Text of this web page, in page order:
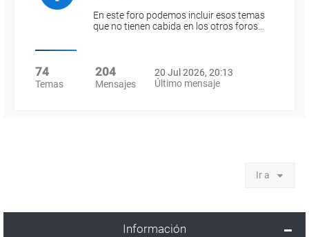
En este foro podemos incluir esos temas
que no tienen cabida en los otros foros…
74
Temas
204
Mensajes
20 Jul 2026, 20:13
Último mensaje
Ir a
Información